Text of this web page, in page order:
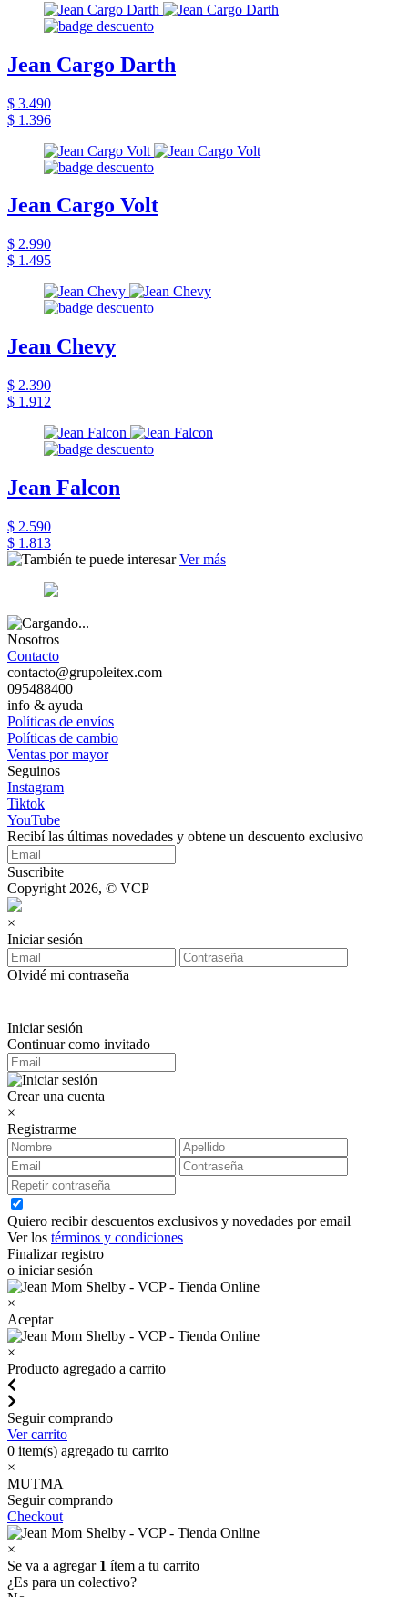
Jean Cargo Darth
$ 3.490
$ 1.396
Jean Cargo Volt
$ 2.990
$ 1.495
Jean Chevy
$ 2.390
$ 1.912
Jean Falcon
$ 2.590
$ 1.813
Ver más
Nosotros
Contacto
contacto@grupoleitex.com
095488400
info & ayuda
Políticas de envíos
Políticas de cambio
Ventas por mayor
Seguinos
Instagram
Tiktok
YouTube
Recibí las últimas novedades y obtene un descuento exclusivo
Suscribite
Copyright 2026, © VCP
×
Iniciar sesión
Olvidé mi contraseña
Iniciar sesión
Continuar como invitado
Crear una cuenta
×
Registrarme
Quiero recibir descuentos exclusivos y novedades por email
Ver los términos y condiciones
Finalizar registro
o iniciar sesión
×
Aceptar
×
Producto agregado a carrito
Seguir comprando
Ver carrito
0 item(s) agregado tu carrito
×
MUTMA
Seguir comprando
Checkout
×
Se va a agregar 1 ítem a tu carrito
¿Es para un colectivo?